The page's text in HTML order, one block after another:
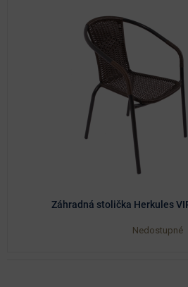
Záhradná stolička Herkules
Nedostupné